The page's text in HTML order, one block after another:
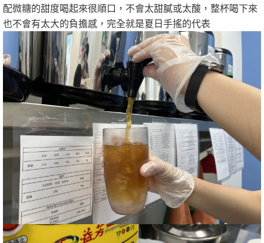
配微糖的甜度喝起來很順口，不會太甜膩或太酸，整杯喝下來
也不會有太大的負擔感，完全就是夏日手搖的代表